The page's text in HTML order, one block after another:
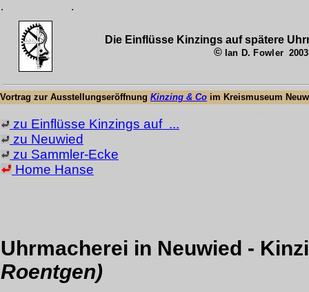
. .
Die Einflüsse Kinzings auf spätere
© Ian D. Fowler 2003
Vortrag zur Ausstellungseröffnung Kinzing & Co im Kreismuseum
zu Einflüsse Kinzings auf ...
zu Neuwied
zu Sammler-Ecke
Home Hanse
Uhrmacherei in Neuwied -
Roentgen)